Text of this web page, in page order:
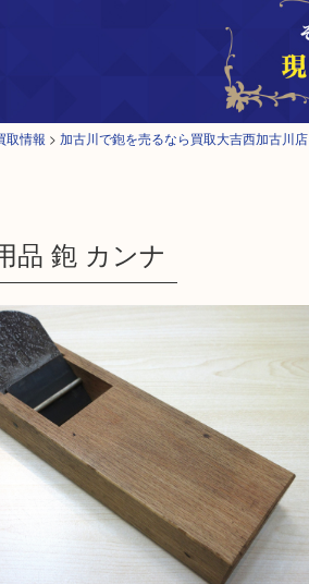
取情報 > 加古川で鉋を売るなら買取大吉西加古川店
品 鉋 カンナ